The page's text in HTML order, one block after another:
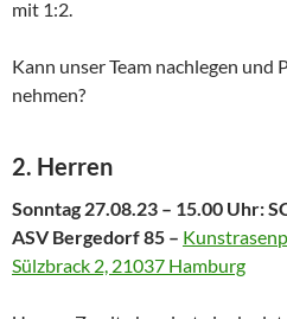
mit 1:2.
Kann unser Team nachlegen und
nehmen?
2. Herren
Sonntag 27.08.23 – 15.00 Uhr:
ASV Bergedorf 85 –
Sülzbrack 2, 21037 Hamburg